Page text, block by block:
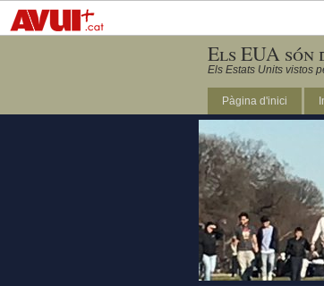
Els EUA són
Els Estats Units vistos
Pàgina d'inici